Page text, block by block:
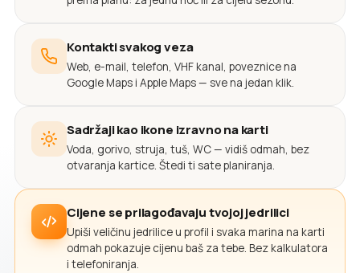
Kontakti svakog veza
Web, e-mail, telefon, VHF kanal, poveznice na
Google Maps i Apple Maps — sve na jedan klik.
Sadržaji kao ikone izravno na karti
Voda, gorivo, struja, tuš, WC — vidiš odmah, bez
otvaranja kartice. Štedi ti sate planiranja.
Cijene se prilagođavaju tvojoj jedrilici
Upiši veličinu jedrilice u profil i svaka marina na karti
odmah pokazuje cijenu baš za tebe. Bez kalkulatora
i telefoniranja.